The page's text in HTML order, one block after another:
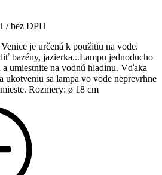
/ bez DPH
je určená k použitiu na vode.
bazény, jazierka...Lampu jednoducho
umiestnite na vodnú hladinu. Vďaka
ukotveniu sa lampa vo vode neprevrhne
Rozmery: ø 18 cm